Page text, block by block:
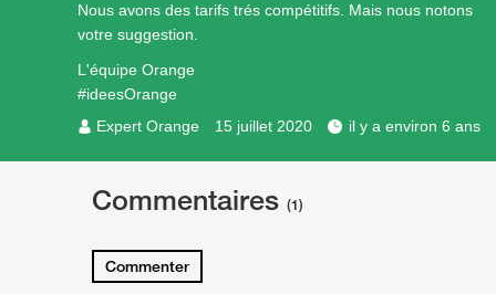
Nous avons des tarifs trés compétitifs. Mais nous notons
votre suggestion.
L'équipe Orange
#ideesOrange
Expert Orange
15 juillet 2020 il y a environ 6 ans
Commentaires (1)
Commenter